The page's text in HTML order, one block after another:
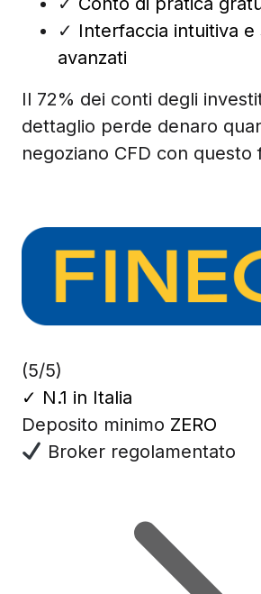
✓ Interfaccia intuitiva
avanzati
Il 72% dei conti degli
dettaglio perde denaro
negoziano CFD con questo
(5/5)
✓ N.1 in Italia
Deposito minimo ZERO
Broker regolamentato